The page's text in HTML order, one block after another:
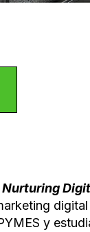
Nurturing
y